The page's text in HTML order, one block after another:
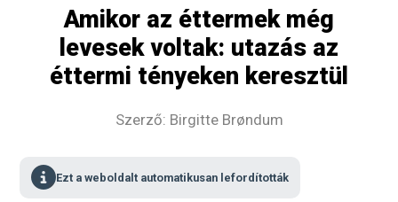
Amikor az éttermek még
levesek voltak: utazás az
éttermi tényeken keresztül
Szerző: Birgitte Brøndum
Ezt a weboldalt automatikusan lefordították